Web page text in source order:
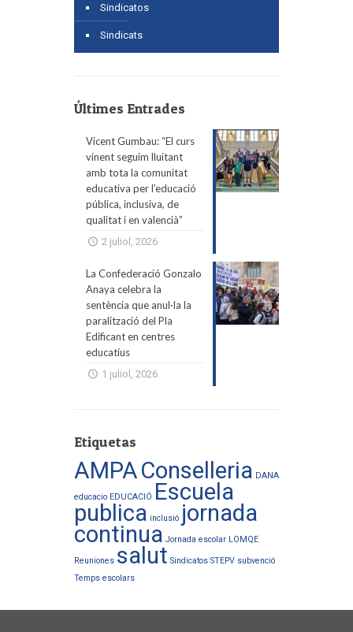
Sindicatos
Sindicats
Últimes Entrades
Vicent Gumbau: “El curs
vinent seguim lluitant
amb tota la comunitat
educativa per l’educació
pública, inclusiva, de
qualitat i en valencià”
2 juliol, 2026
La Confederació Gonzalo
Anaya celebra la
sentència que anul·la la
paralització del Pla
Edificant en centres
educatius
1 juliol, 2026
Etiquetas
AMPAConselleria DANA
educacio EDUCACIÓ Escuela
publica inclusió jornada
continua Jornada escolar LOMQE
Reuniones salut Sindicatos STEPV subvenció
Temps escolars